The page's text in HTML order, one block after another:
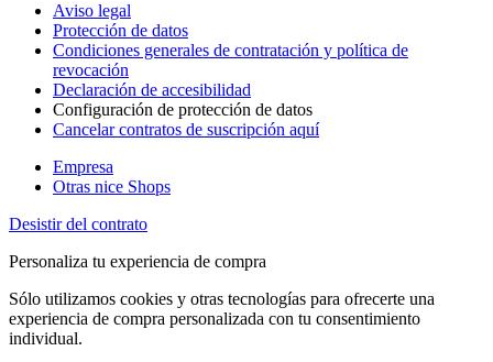
Aviso legal
Protección de datos
Condiciones generales de contratación y política de
revocación
Declaración de accesibilidad
Configuración de protección de datos
Cancelar contratos de suscripción aquí
Empresa
Otras nice Shops
Desistir del contrato
Personaliza tu experiencia de compra
Sólo utilizamos cookies y otras tecnologías para ofrecerte una
experiencia de compra personalizada con tu consentimiento
individual.